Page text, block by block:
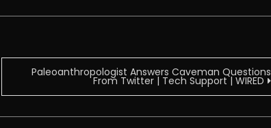
Paleoanthropologist Answers Caveman Questions
From Twitter | Tech Support | WIRED